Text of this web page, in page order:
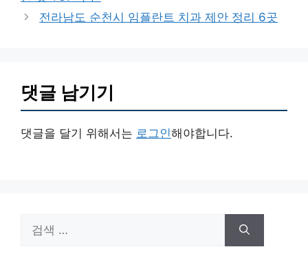
리
전라남도 순천시 임플란트 치과 제안 정리 6곳
댓글 남기기
댓글을 달기 위해서는 로그인해야합니다.
색: